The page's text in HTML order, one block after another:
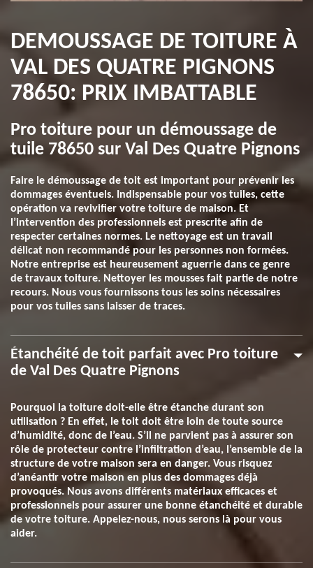
DEMOUSSAGE DE TOITURE À
VAL DES QUATRE PIGNONS
78650: PRIX IMBATTABLE
Pro toiture pour un démoussage de
tuile 78650 sur Val Des Quatre Pignons
Faire le démoussage de toit est important pour prévenir les
dommages éventuels. Indispensable pour vos tuiles, cette
opération va revivifier votre toiture de maison. Et
l’intervention des professionnels est prescrite afin de
respecter certaines normes. Le nettoyage est un travail
délicat non recommandé pour les personnes non formées.
Notre entreprise est heureusement aguerrie dans ce genre
de travaux toiture. Nettoyer les mousses fait partie de notre
recours. Nous vous fournissons tous les soins nécessaires
pour vos tuiles sans laisser de traces.
Étanchéité de toit parfait avec Pro toiture
de Val Des Quatre Pignons
Pourquoi la toiture doit-elle être étanche durant son
utilisation ? En effet, le toit doit être loin de toute source
d’humidité, donc de l’eau. S’il ne parvient pas à assurer son
rôle de protecteur contre l’infiltration d’eau, l’ensemble de la
structure de votre maison sera en danger. Vous risquez
d’anéantir votre maison en plus des dommages déjà
provoqués. Nous avons différents matériaux efficaces et
professionnels pour assurer une bonne étanchéité et durable
de votre toiture. Appelez-nous, nous serons là pour vous
aider.